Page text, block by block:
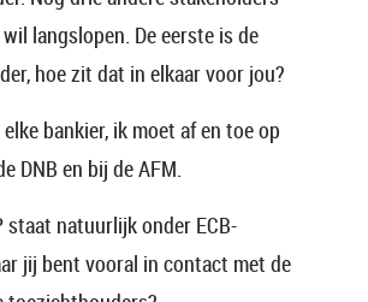
langslopen. De eerste is de
hoe zit dat in elkaar voor jou?
bankier, ik moet af en toe op
DNB en bij de AFM.
staat natuurlijk onder ECB-
jij bent vooral in contact met de